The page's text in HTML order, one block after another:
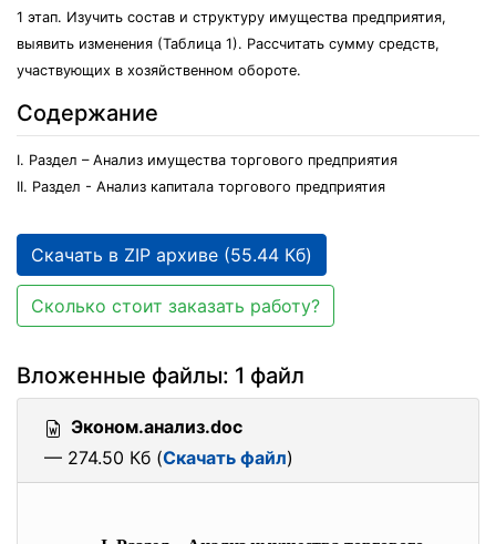
1 этап. Изучить состав и структуру имущества предприятия,
выявить изменения (Таблица 1). Рассчитать сумму средств,
участвующих в хозяйственном обороте.
Содержание
I. Раздел – Анализ имущества торгового предприятия
II. Раздел - Анализ капитала торгового предприятия
Скачать в ZIP архиве (55.44 Кб)
Сколько стоит заказать работу?
Вложенные файлы: 1 файл
Эконом.анализ.doc
— 274.50 Кб (Скачать файл)